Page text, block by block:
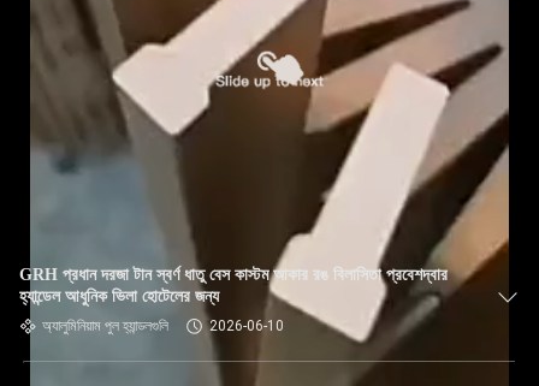
GRH প্রধান দরজা টান স্বর্ণ ধাতু বেস কাস্টম আকার রঙ বিলাসিতা প্রবেশদ্বার
হ্যান্ডেল আধুনিক ভিলা হোটেলের জন্য
অ্যালুমিনিয়াম পুল হ্যান্ডলগুলি 2026-06-10